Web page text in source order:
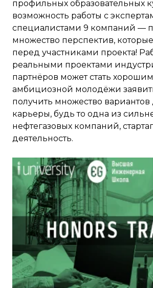
профильных образовательных
возможность работы с
специалистами 9 компаний —
множество перспектив,
перед участниками проекта!
реальными проектами
партнёров может стать
амбициозной молодёжи
получить множество вариантов
карьеры, будь то одна из
нефтегазовых компаний,
деятельность.